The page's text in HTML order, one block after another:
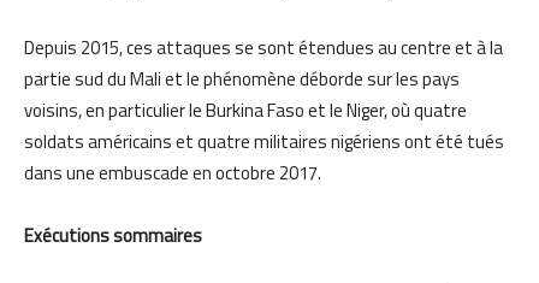
Depuis 2015, ces attaques se sont étendues au centre et à la
partie sud du Mali et le phénomène déborde sur les pays
voisins, en particulier le Burkina Faso et le Niger, où quatre
soldats américains et quatre militaires nigériens ont été tués
dans une embuscade en octobre 2017.
Exécutions sommaires